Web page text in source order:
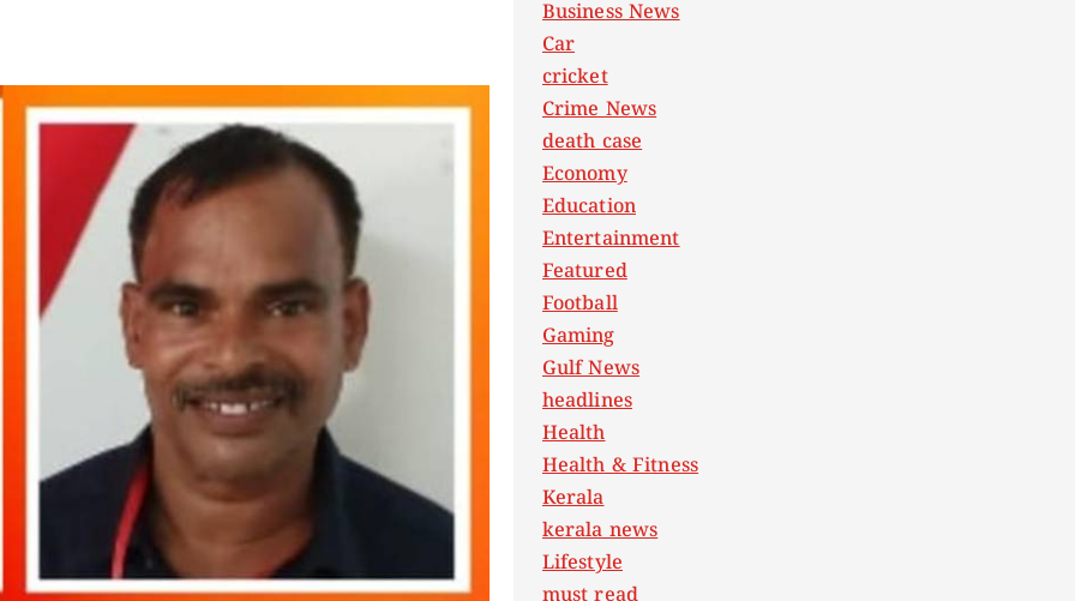
Business News
Car
cricket
Crime News
death case
Economy
Education
Entertainment
Featured
Football
Gaming
Gulf News
headlines
Health
Health & Fitness
Kerala
kerala news
Lifestyle
must read